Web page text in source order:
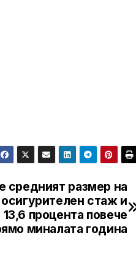
средният размер на
осигурителен стаж и
процента повече
миналата година